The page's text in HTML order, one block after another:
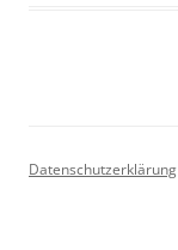
Datenschutzerklärung